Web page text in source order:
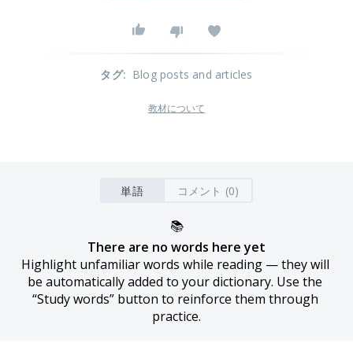
タグ: Blog posts and articles
教材について
単語 コメント (0)
📚
There are no words here yet
Highlight unfamiliar words while reading — they will
be automatically added to your dictionary. Use the
“Study words” button to reinforce them through
practice.